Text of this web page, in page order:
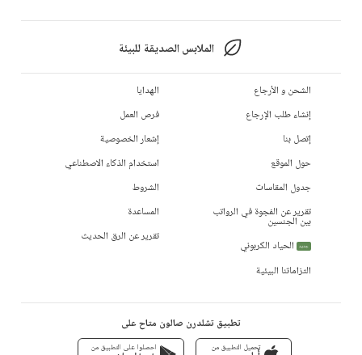
الملابس الصديقة للبيئة
الشحن و الأرجاع
إنشاء طلب الإرجاع
إتصل بنا
حول الموقع
جدول المقاسات
تقرير عن الفجوة في الرواتب
بين الجنسين
جديد
الحياد الكربوني
التزاماتنا البيئية
الهدايا
فرص العمل
إشعار الخصوصية
استخدام الذكاء الاصطناعي
الشروط
المساعدة
تقرير عن الرق الحديث
تطبيق تشلدرن صالون متاح على
تحميل التطبيق من احصلوا على التطبيق من